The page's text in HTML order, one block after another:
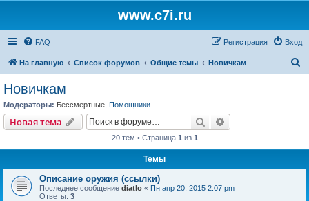
www.c7i.ru
FAQ Вход
Регистрация
На главную Список форумов Общие темы Новичкам
Новичкам
Модераторы: Бессмертные Помощники
Новая тема Поиск
20 тем • Страница 1 из 1
Темы
Описание оружия (ссылки)
Последнее сообщение diatlo « Пн апр 20, 2015 2:07 pm
Ответы: 3